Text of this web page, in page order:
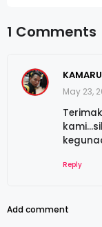
1 Comments
May 23,
Reply
Add comment